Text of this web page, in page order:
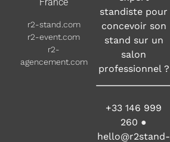
r2-stand.com
r2-event.com
r2-
agencement.com
standiste pour
concevoir son
stand sur un
salon
professionnel ?
+33 146 999
260 ●
hello@r2stand-